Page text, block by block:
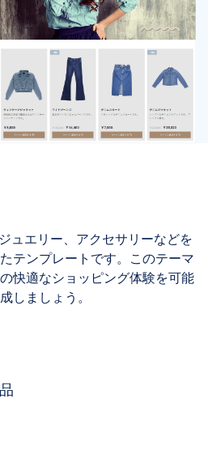
ュエリー、アクセサリーなどを
テンプレートです。このテーマ
快適なショッピング体験を可能
しましょう。